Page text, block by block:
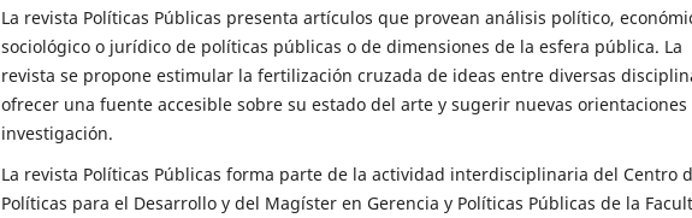
La revista Políticas Públicas presenta artículos que provean análisis político,
sociológico o jurídico de políticas públicas o de dimensiones de la esfera pública. La
revista se propone estimular la fertilización cruzada de ideas entre diversas
ofrecer una fuente accesible sobre su estado del arte y sugerir nuevas orientaciones
investigación.
La revista Políticas Públicas forma parte de la actividad interdisciplinaria del Centro
Políticas para el Desarrollo y del Magíster en Gerencia y Políticas Públicas de la